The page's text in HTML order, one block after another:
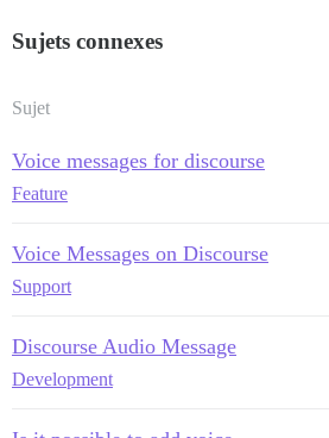
Sujets connexes
Sujet
Voice messages for discourse
Feature
Voice Messages on Discourse
Support
Discourse Audio Message
Development